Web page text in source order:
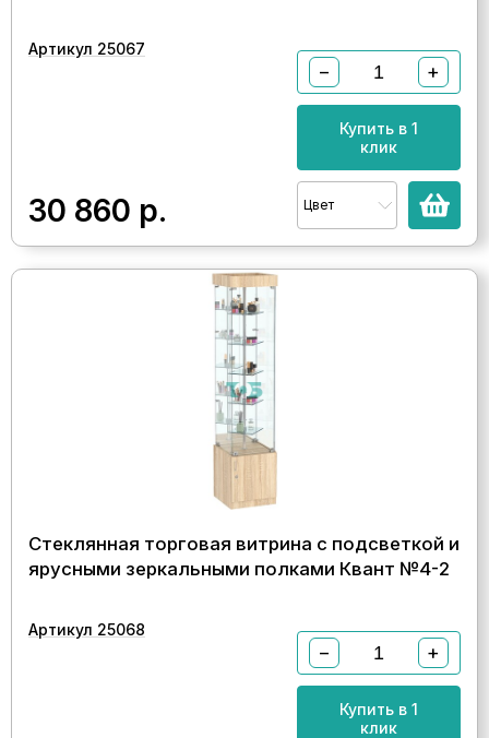
Артикул 25067
30 860 р.
− +
Купить в 1
клик
Цвет
Стеклянная торговая витрина с подсветкой и
ярусными зеркальными полками Квант №4-2
Артикул 25068
− +
Купить в 1
клик